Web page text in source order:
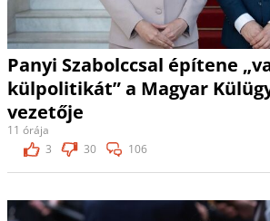
Panyi Szabolccsal építene
külpolitikát” a Magyar
vezetője
11 órája
3
30 106